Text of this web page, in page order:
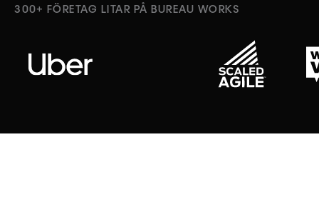
300+ FÖRETAG LITAR PÅ BUREAU WORKS